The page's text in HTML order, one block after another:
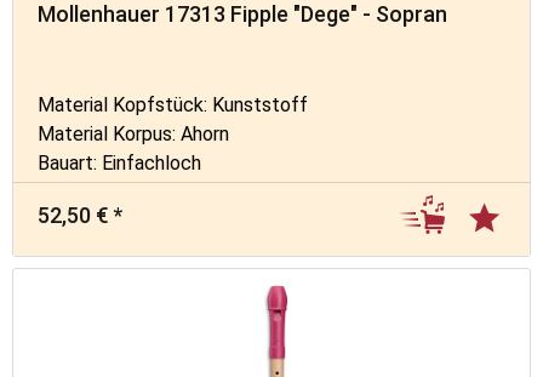
Mollenhauer 17313 Fipple "Dege" - Sopran
Material Kopfstück: Kunststoff
Material Korpus: Ahorn
Bauart: Einfachloch
52,50 € *